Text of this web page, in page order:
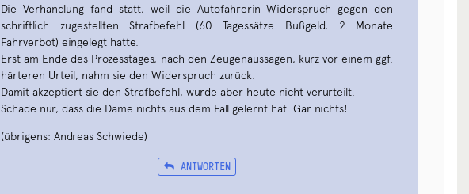
Die Verhandlung fand statt, weil die Autofahrerin Widerspruch gegen den
schriftlich zugestellten Strafbefehl (60 Tagessätze Bußgeld, 2 Monate
Fahrverbot) eingelegt hatte.
Erst am Ende des Prozesstages, nach den Zeugenaussagen, kurz vor einem ggf.
härteren Urteil, nahm sie den Widerspruch zurück.
Damit akzeptiert sie den Strafbefehl, wurde aber heute nicht verurteilt.
Schade nur, dass die Dame nichts aus dem Fall gelernt hat. Gar nichts!
(übrigens: Andreas Schwiede)
ANTWORTEN